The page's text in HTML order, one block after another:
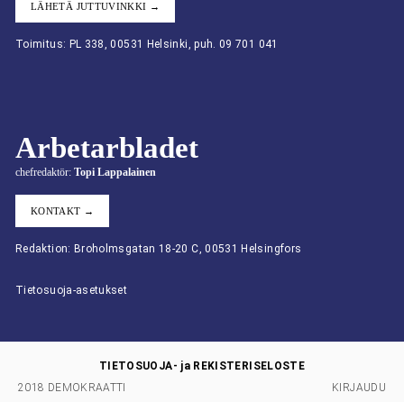
LÄHETÄ JUTTUVINKKI →
Toimitus: PL 338, 00531 Helsinki, puh. 09 701 041
Arbetarbladet
chefredaktör: Topi Lappalainen
KONTAKT →
Redaktion: Broholmsgatan 18-20 C, 00531 Helsingfors
Tietosuoja-asetukset
2018 DEMOKRAATTI
TIETOSUOJA- ja REKISTERISELOSTE
KIRJAUDU